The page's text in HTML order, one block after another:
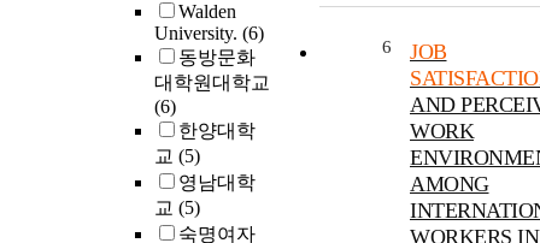
Walden
University. (6)
동방문화
대학원대학교
(6)
한양대학
교 (5)
영남대학
교 (5)
숙명여자
6
JOB
AND
WORK
AMONG
WORKERS IN